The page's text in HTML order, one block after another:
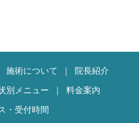
施術について
院長紹介
別メニュー
料金案内
・受付時間